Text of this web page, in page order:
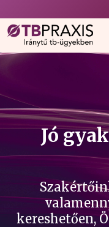
Jó
kereshetően,